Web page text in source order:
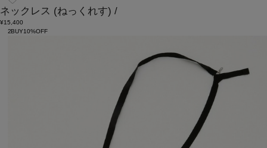
ネックレス (ねっくれす) /
¥15,400
2BUY10%OFF